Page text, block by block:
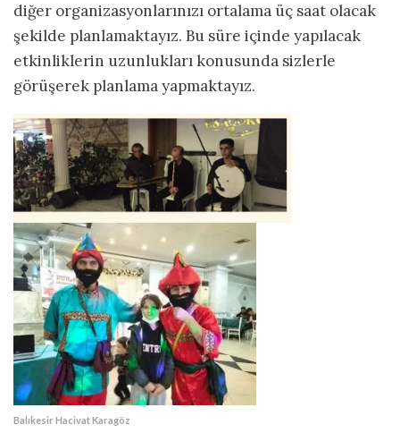
diğer organizasyonlarınızı ortalama üç saat olacak
şekilde planlamaktayız. Bu süre içinde yapılacak
etkinliklerin uzunlukları konusunda sizlerle
görüşerek planlama yapmaktayız.
Balıkesir Hacivat Karagöz